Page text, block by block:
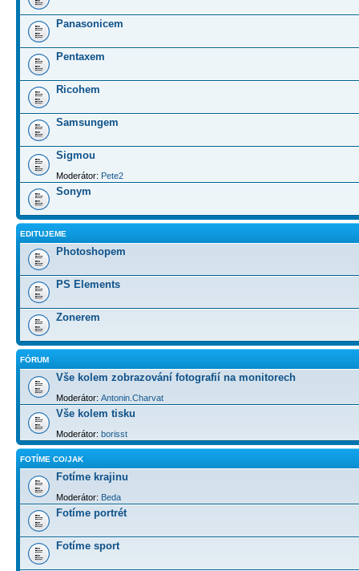
Panasonicem
Pentaxem
Ricohem
Samsungem
Sigmou
Moderátor: Pete2
Sonym
EDITUJEME
Photoshopem
PS Elements
Zonerem
FÓRUM
Vše kolem zobrazování fotografií na monitorech
Moderátor: Antonin.Charvat
Vše kolem tisku
Moderátor: borisst
FOTÍME CO/JAK
Fotíme krajinu
Moderátor: Beda
Fotíme portrét
Fotíme sport